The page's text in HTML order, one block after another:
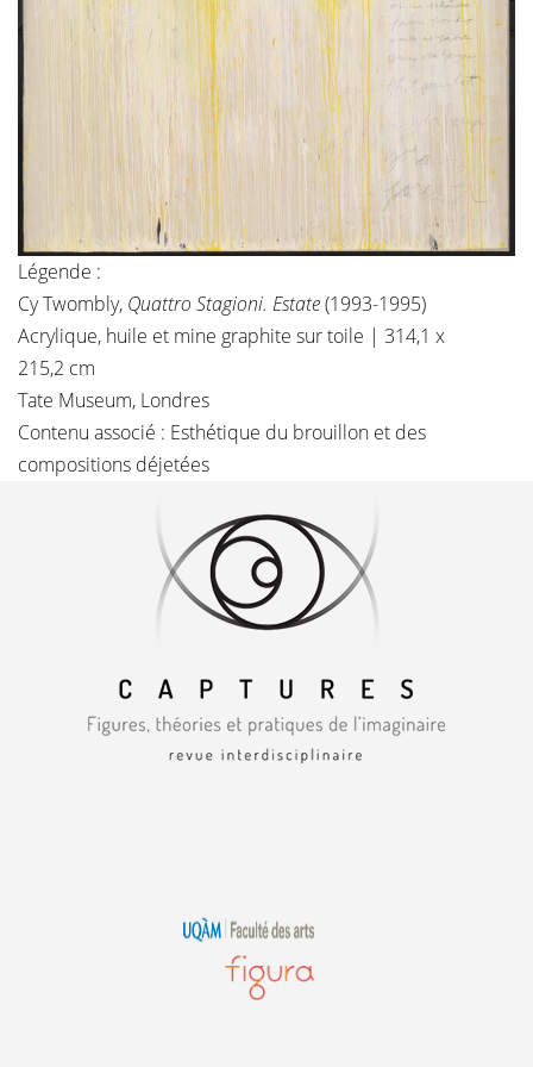
Légende :
Cy Twombly, Quattro Stagioni. Estate(1993-1995)
Acrylique, huile et mine graphite sur toile | 314,1 x
215,2 cm
Tate Museum, Londres
Contenu associé : Esthétique du brouillon et des
compositions déjetées